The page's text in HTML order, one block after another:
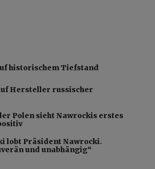
historischem Tiefstand
Hersteller russischer
Polen sieht Nawrockis erstes
lobt Präsident Nawrocki.
und unabhängig“